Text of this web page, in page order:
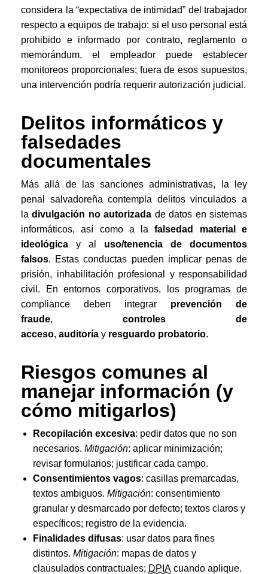
considera la “expectativa de intimidad” del trabajador
respecto a equipos de trabajo: si el uso personal está
prohibido e informado por contrato, reglamento o
memorándum, el empleador puede establecer
monitoreos proporcionales; fuera de esos supuestos,
una intervención podría requerir autorización judicial.
Delitos informáticos y
falsedades
documentales
Más allá de las sanciones administrativas, la ley
penal salvadoreña contempla delitos vinculados a
ladivulgación no autorizada de datos en sistemas
informáticos, así como a lafalsedad material e
ideológica y al uso/tenencia de documentos
falsos. Estas conductas pueden implicar penas de
prisión, inhabilitación profesional y responsabilidad
civil. En entornos corporativos, los programas de
compliance deben integrar prevención de
fraude, controles de
acceso, auditoría y resguardo probatorio.
Riesgos comunes al
manejar información (y
cómo mitigarlos)
Recopilación excesiva: pedir datos que no son
necesarios. Mitigación: aplicar minimización;
revisar formularios; justificar cada campo.
Consentimientos vagos: casillas premarcadas,
textos ambiguos. Mitigación: consentimiento
granular y desmarcado por defecto; textos claros y
específicos; registro de la evidencia.
Finalidades difusas: usar datos para fines
distintos. Mitigación: mapas de datos y
clausulados contractuales; DPIA cuando aplique.